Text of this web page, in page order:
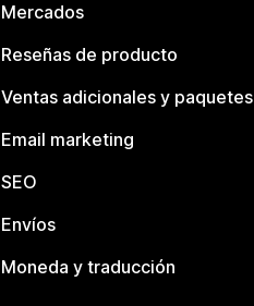
Mercados
Reseñas de producto
Ventas adicionales y paquetes
Email marketing
SEO
Envíos
Moneda y traducción